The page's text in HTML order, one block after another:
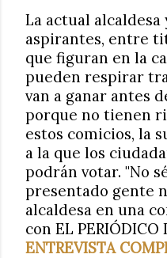
La actual
aspirantes, entre
que figuran en la
pueden respirar
van a ganar antes
porque no tienen
estos comicios, la
a la que los
podrán votar. "No
presentado gente
alcaldesa en una
con EL PERIÓDICO
ENTREVISTA